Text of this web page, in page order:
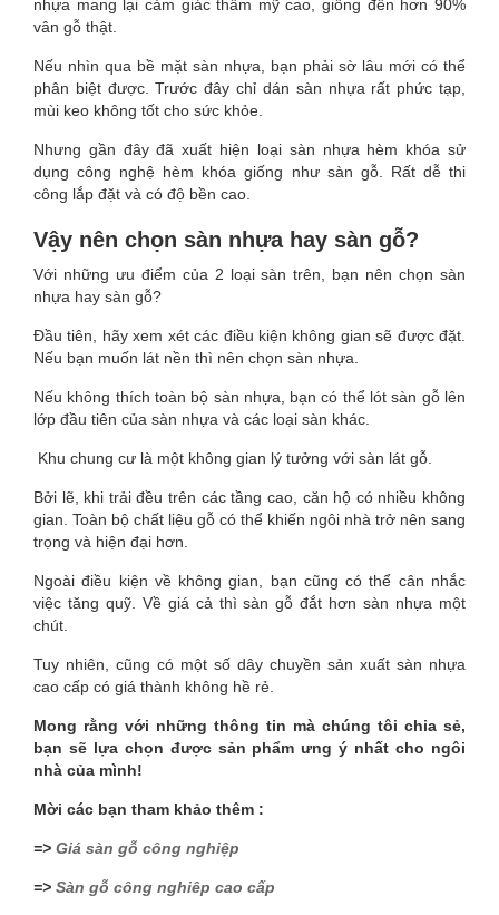
nhựa mang lại cảm giác thẩm mỹ cao, giống đến hơn 90%
vân gỗ thật.
Nếu nhìn qua bề mặt sàn nhựa, bạn phải sờ lâu mới có thể
phân biệt được. Trước đây chỉ dán sàn nhựa rất phức tạp,
mùi keo không tốt cho sức khỏe.
Nhưng gần đây đã xuất hiện loại sàn nhựa hèm khóa sử
dụng công nghệ hèm khóa giống như sàn gỗ. Rất dễ thi
công lắp đặt và có độ bền cao.
Vậy nên chọn sàn nhựa hay sàn gỗ?
Với những ưu điểm của 2 loại sàn trên, bạn nên chọn sàn
nhựa hay sàn gỗ?
Đầu tiên, hãy xem xét các điều kiện không gian sẽ được đặt.
Nếu bạn muốn lát nền thì nên chọn sàn nhựa.
Nếu không thích toàn bộ sàn nhựa, bạn có thể lót sàn gỗ lên
lớp đầu tiên của sàn nhựa và các loại sàn khác.
Khu chung cư là một không gian lý tưởng với sàn lát gỗ.
Bởi lẽ, khi trải đều trên các tầng cao, căn hộ có nhiều không
gian. Toàn bộ chất liệu gỗ có thể khiến ngôi nhà trở nên sang
trọng và hiện đại hơn.
Ngoài điều kiện về không gian, bạn cũng có thể cân nhắc
việc tăng quỹ. Về giá cả thì sàn gỗ đắt hơn sàn nhựa một
chút.
Tuy nhiên, cũng có một số dây chuyền sản xuất sàn nhựa
cao cấp có giá thành không hề rẻ.
Mong rằng với những thông tin mà chúng tôi chia sẻ,
bạn sẽ lựa chọn được sản phẩm ưng ý nhất cho ngôi
nhà của mình!
Mời các bạn tham khảo thêm :
=> Giá sàn gỗ công nghiệp
=> Sàn gỗ công nghiêp cao cấp